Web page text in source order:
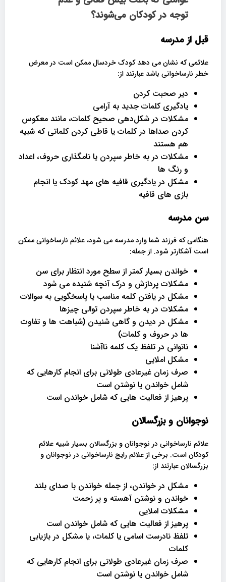
توجه در کودکان می‌شوند؟
قبل از مدرسه
علائمی که نشان می دهد کودک خردسال ممکن است در معرض
خطر نارساخوانی باشد عبارتند از:
دیر صحبت کردن
یادگیری کلمات جدید به آرامی
مشکلات در شکل‌دهی صحیح کلمات، مانند معکوس
کردن صداها در کلمات یا قاطی کردن کلماتی که شبیه
هم هستند
مشکلات در به خاطر سپردن یا نامگذاری حروف، اعداد
و رنگ ها
مشکل در یادگیری قافیه های مهد کودک یا انجام
بازی های قافیه
سن مدرسه
هنگامی که فرزند شما وارد مدرسه می شود، علائم نارساخوانی ممکن
است آشکارتر شود. از جمله:
خواندن بسیار کمتر از سطح مورد انتظار برای سن
مشکلات پردازش و درک آنچه شنیده می شود
مشکل در یافتن کلمه مناسب یا پاسخگویی به سوالات
مشکلات در به خاطر سپردن توالی چیزها
مشکل در دیدن و گاهی شنیدن (شباهت ها و تفاوت
ها در حروف و کلمات)
ناتوانی در تلفظ یک کلمه ناآشنا
مشکل املایی
صرف زمان غیرعادی طولانی برای انجام کارهایی که
شامل خواندن یا نوشتن است
پرهیز از فعالیت هایی که شامل خواندن است
نوجوانان و بزرگسالان
علائم نارساخوانی در نوجوانان و بزرگسالان بسیار شبیه علائم
کودکان است. برخی از علائم رایج نارساخوانی در نوجوانان و
بزرگسالان عبارتند از:
مشکل در خواندن، از جمله خواندن با صدای بلند
خواندن و نوشتن آهسته و پر زحمت
مشکلات املایی
پرهیز از فعالیت هایی که شامل خواندن است
تلفظ نادرست اسامی یا کلمات، یا مشکل در بازیابی
کلمات
صرف زمان غیرعادی طولانی برای انجام کارهایی که
شامل خواندن یا نوشتن است